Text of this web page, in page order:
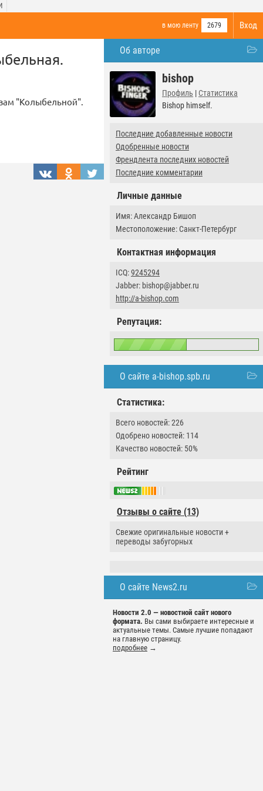
Вход
в мою ленту 2679
Об авторе
bishop
Профиль | Статистика
Bishop himself.
Последние добавленные новости
Одобренные новости
Френдлента последних новостей
Последние комментарии
Личные данные
Имя: Александр Бишоп
Местоположение: Санкт-Петербург
Контактная информация
ICQ:9245294
Jabber: bishop@jabber.ru
http://a-bishop.com
Репутация:
О сайте a-bishop.spb.ru
Статистика:
Всего новостей: 226
Одобрено новостей: 114
Качество новостей: 50%
Рейтинг
Отзывы о сайте (13)
Свежие оригинальные новости +
переводы забугорных
О сайте News2.ru
Новости 2.0 — новостной сайт нового
формата. Вы сами выбираете интересные и
актуальные темы. Самые лучшие попадают
на главную страницу.
подробнее →
"Колыбельной".